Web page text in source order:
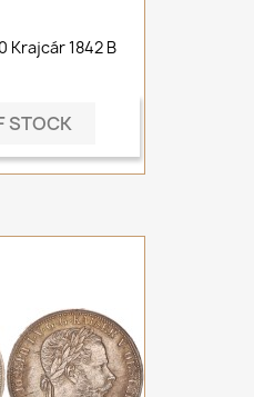
Krajcár 1842 B
STOCK